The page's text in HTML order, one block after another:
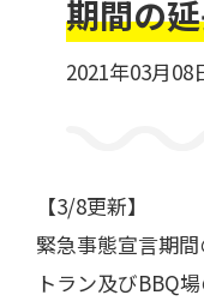
催しものや
ご利用につ
期間の
2021年03月08
【3/8更新】
緊急事態宣言期
トラン及びBBQ